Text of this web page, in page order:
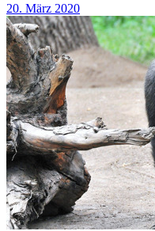
20. März 2020